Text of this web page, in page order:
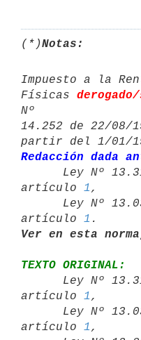
(*)Notas:
Impuesto a la
Físicas
Nº
14.252 de 22/08/
Redacción dada
artículo 1 ,
artículo 1
Ver en esta
TEXTO ORIGINAL:
artículo 1 ,
artículo 1 ,